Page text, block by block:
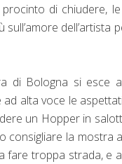
di chiudere, le
sull’amore dell’artista
di Bologna si esce
alta voce le
un Hopper in
consigliare la mostra
fare troppa strada, e